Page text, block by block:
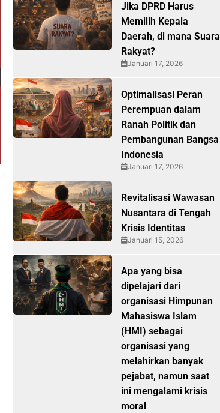
Jika DPRD Harus
Memilih Kepala
Daerah, di mana Suara
Rakyat?
Januari 17, 2026
Optimalisasi Peran
Perempuan dalam
Ranah Politik dan
Pembangunan Bangsa
Indonesia
Januari 17, 2026
Revitalisasi Wawasan
Nusantara di Tengah
Krisis Identitas
Januari 15, 2026
Apa yang bisa
dipelajari dari
organisasi Himpunan
Mahasiswa Islam
(HMI) sebagai
organisasi yang
melahirkan banyak
pejabat, namun saat
ini mengalami krisis
moral